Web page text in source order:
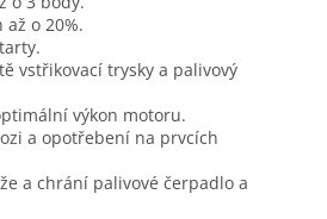
o 20%.
vstřikovací trysky a palivový
výkon motoru.
a opotřebení na prvcích
a chrání palivové čerpadlo a